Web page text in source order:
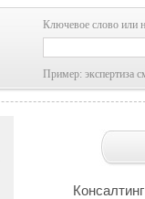
Ключевое слово или
Пример: экспертиза
Консалтинг